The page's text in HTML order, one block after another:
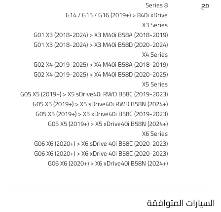
مع
8 Series
G14 / G15 / G16 (2019+) > 840i xDrive
X3 Series
G01 X3 (2018-2024) > X3 M40i B58A (2018-2019)
G01 X3 (2018-2024) > X3 M40i B58D (2020-2024)
X4 Series
G02 X4 (2019-2025) > X4 M40i B58A (2018-2019)
G02 X4 (2019-2025) > X4 M40i B58D (2020-2025)
X5 Series
G05 X5 (2019+) > X5 sDrive40i RWD B58C (2019-2023)
G05 X5 (2019+) > X5 sDrive40i RWD B58N (2024+)
G05 X5 (2019+) > X5 xDrive40i B58C (2019-2023)
G05 X5 (2019+) > X5 xDrive40i B58N (2024+)
X6 Series
G06 X6 (2020+) > X6 sDrive 40i B58C (2020-2023)
G06 X6 (2020+) > X6 xDrive 40i B58C (2020-2023)
G06 X6 (2020+) > X6 xDrive40i B58N (2024+)
السيارات المتوافقة